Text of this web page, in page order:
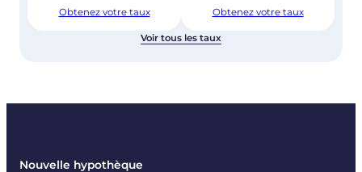
Obtenez votre taux Obtenez votre taux
Voir tous les taux
Nouvelle hypothèque